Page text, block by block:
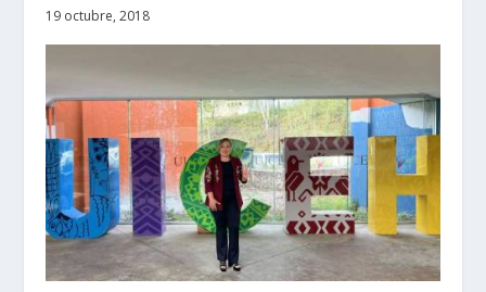
19 octubre, 2018